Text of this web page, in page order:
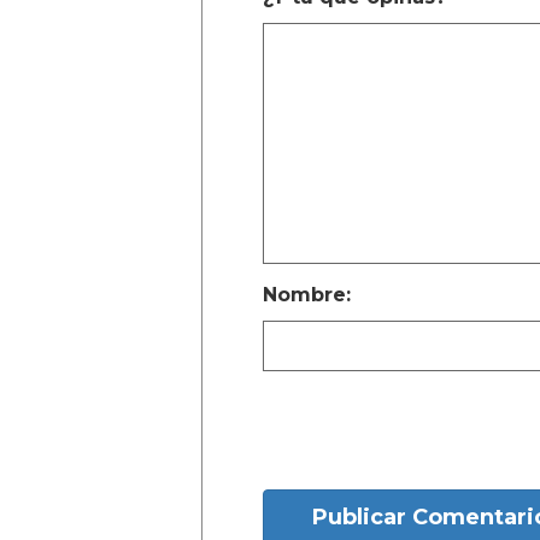
Nombre:
Publicar